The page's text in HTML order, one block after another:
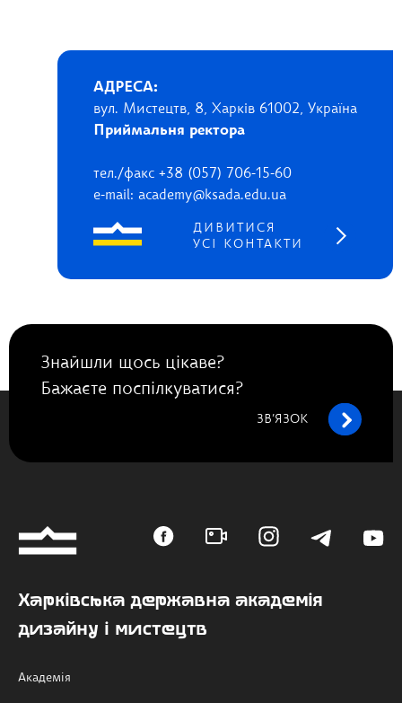
АДРЕСА:
вул. Мистецтв, 8, Харків 61002, Україна
Приймальня ректора
тел./факс +38 (057) 706-15-60
e-mail: academy@ksada.edu.ua
ДИВИТИСЯ
УСІ КОНТАКТИ
Знайшли щось цікаве?
Бажаєте поспілкуватися?
ЗВ’ЯЗОК
Харківська державна академія
дизайну і мистецтв
Академія